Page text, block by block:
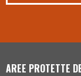
AREE PROTETTE